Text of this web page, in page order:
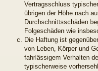
Vertragsschluss
übrigen der Höhe nach
Durchschnittsschäden
Folgeschäden wie
Die Haftung ist
von Leben, Körper und
fahrlässigem Verhalten
typischerweise